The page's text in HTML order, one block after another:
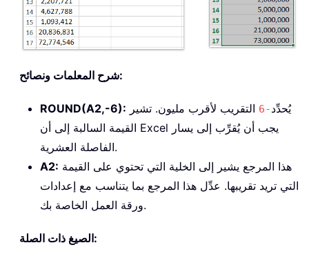
شرح المعلمات ونصائح:
ROUND(A2,-6): يُحدِّد-6
التقريب لأقرب مليون. تشير
القيمة السالبة إلى أن Excel يجب أن يُقرِّب إلى يسار
الفاصلة العشرية.
A2:
التي تريد تقريبها. عدِّل هذا المرجع بما يتناسب مع إعدادات
ورقة العمل الخاصة بك.
الصيغ ذات الصلة: